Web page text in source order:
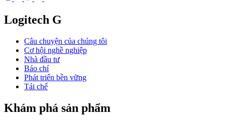
Logitech G
Câu chuyện của chúng tôi
Cơ hội nghề nghiệp
Nhà đầu tư
Báo chí
Phát triển bền vững
Tái chế
Khám phá sản phẩm